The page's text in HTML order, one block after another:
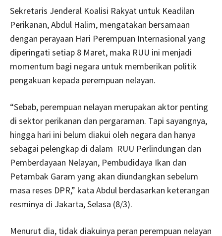
Sekretaris Jenderal Koalisi Rakyat untuk Keadilan
Perikanan, Abdul Halim, mengatakan bersamaan
dengan perayaan Hari Perempuan Internasional yang
diperingati setiap 8 Maret, maka RUU ini menjadi
momentum bagi negara untuk memberikan politik
pengakuan kepada perempuan nelayan.
“Sebab, perempuan nelayan merupakan aktor penting
di sektor perikanan dan pergaraman. Tapi sayangnya,
hingga hari ini belum diakui oleh negara dan hanya
sebagai pelengkap di dalam RUU Perlindungan dan
Pemberdayaan Nelayan, Pembudidaya Ikan dan
Petambak Garam yang akan diundangkan sebelum
masa reses DPR,” kata Abdul berdasarkan keterangan
resminya di Jakarta, Selasa (8/3).
Menurut dia, tidak diakuinya peran perempuan nelayan